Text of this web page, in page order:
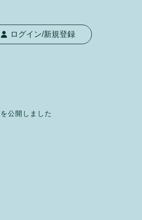
ログイン/新規登録
公開しました